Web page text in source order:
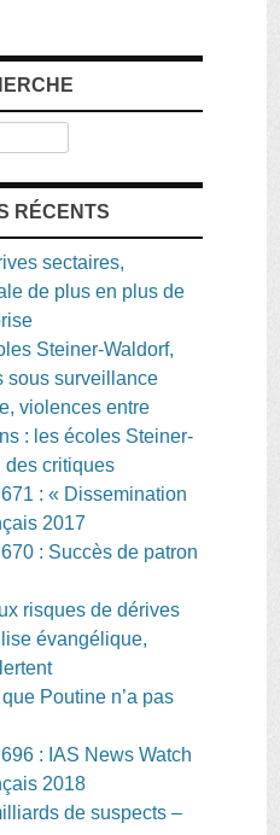
RÉCENTS
sectaires,
de plus en plus de
Steiner-Waldorf,
sous surveillance
violences entre
: les écoles Steiner-
des critiques
: « Dissemination
2017
: Succès de patron
risques de dérives
évangélique,
Poutine n’a pas
: IAS News Watch
2018
de suspects –